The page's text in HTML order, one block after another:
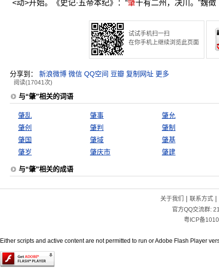
<动>开始。《史记·五帝本纪》：“肇十有二州，决川。”魏徵
试试手机扫一扫
在你手机上继续浏览此页面
分享到： 新浪微博 微信 QQ空间 豆瓣 复制网址 更多
阅读(17041次)
与“肇”相关的词语
肇乱 肇事
肇允
肇创
肇判
肇制
肇国
肇域
肇基
肇岁
肇庆市 肇建
与“肇”相关的成语
关于我们 | 联系方式|
官方QQ交流群:
粤ICP备
Either scripts and active content are not permitted to run or Adobe Flash Player